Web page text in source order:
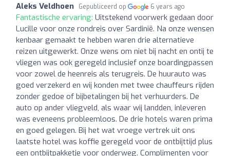
Aleks Veldhoen Gepubliceerd op 6 years ago
Fantastische ervaring: Uitstekend voorwerk gedaan door
Lucille voor onze rondreis over Sardinië. Na onze wensen
kenbaar gemaakt te hebben waren drie alternatieve
reizen uitgewerkt. Onze wens om niet bij nacht en ontij te
vliegen was ook geregeld inclusief onze boardingpassen
voor zowel de heenreis als terugreis. De huurauto was
goed verzekerd en wij konden met twee chauffeurs rijden
zonder gedoe of bijbetalingen bij het verhuurders. De
auto op ander vliegveld, als waar wij landden, inleveren
was eveneens probleemloos. De drie hotels waren prima
en goed gelegen. Bij het wat vroege vertrek uit ons
laatste hotel was koffie geregeld voor de ontbijttijd plus
een ontbijtpakketje voor onderweg. Complimenten voor